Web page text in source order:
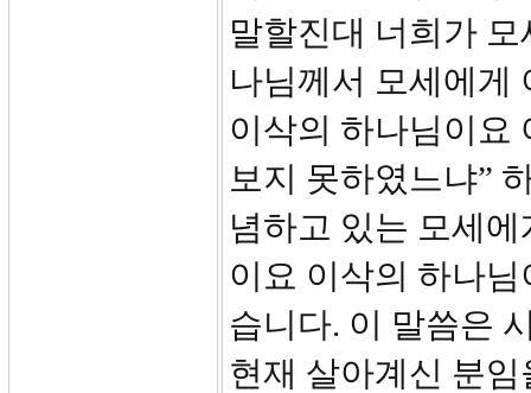
말할진대 너희가
나님께서 모세에게
이삭의 하나님이요
보지 못하였느냐”
념하고 있는 모세
이요 이삭의 하나
습니다. 이 말씀은
현재 살아계신 분